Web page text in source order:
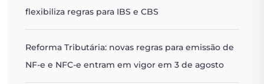
flexibiliza regras para IBS e CBS
Reforma Tributária: novas regras para emissão de
NF-e e NFC-e entram em vigor em 3 de agosto